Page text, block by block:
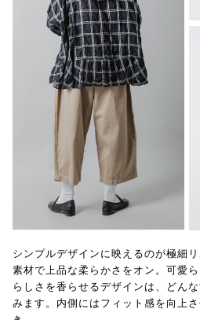
シンプルデザインに映えるのが極細
素材で上品な柔らかさをオン。可愛
らしさを香らせるデザインは、どん
みます。内側にはフィット感を向上